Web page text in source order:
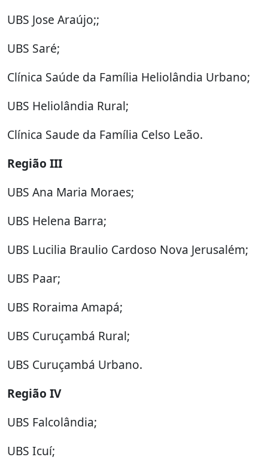
UBS Jose Araújo;;
UBS Saré;
Clínica Saúde da Família Heliolândia Urbano;
UBS Heliolândia Rural;
Clínica Saude da Família Celso Leão.
Região III
UBS Ana Maria Moraes;
UBS Helena Barra;
UBS Lucilia Braulio Cardoso Nova Jerusalém;
UBS Paar;
UBS Roraima Amapá;
UBS Curuçambá Rural;
UBS Curuçambá Urbano.
Região IV
UBS Falcolândia;
UBS Icuí;